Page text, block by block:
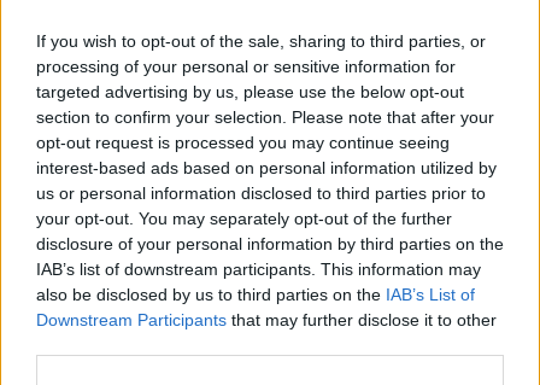
If you wish to opt-out of the sale, sharing to third parties, or
processing of your personal or sensitive information for
targeted advertising by us, please use the below opt-out
section to confirm your selection. Please note that after your
opt-out request is processed you may continue seeing
interest-based ads based on personal information utilized by
us or personal information disclosed to third parties prior to
your opt-out. You may separately opt-out of the further
disclosure of your personal information by third parties on the
IAB’s list of downstream participants. This information may
also be disclosed by us to third parties on the IAB’s List of
Downstream Participants that may further disclose it to other